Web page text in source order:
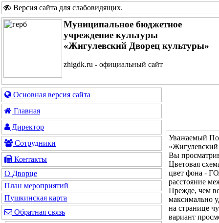
Версия сайта для слабовидящих.
Муниципальное бюджетное
учреждение культуры
«Жигулевский Дворец культуры»
zhigdk.ru - официальный сайт
Основная версия сайта
Главная
Директор
Сотрудники
Контакты
О Дворце
План мероприятий
Пушкинская карта
Обратная связь
Уважаемый
Вы
Цветовая
цвет фона -
расстояние
Прежде, чем
максимально
на странице
вариант